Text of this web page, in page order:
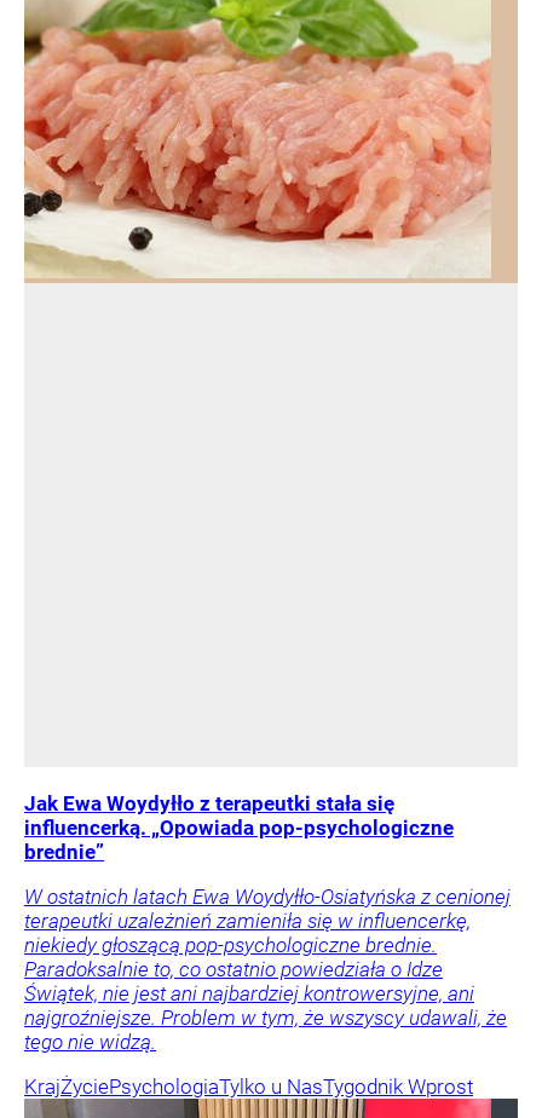
Jak Ewa Woydyłło z terapeutki stała się
influencerką. „Opowiada pop-psychologiczne
brednie”
W ostatnich latach Ewa Woydyłło-Osiatyńska z cenionej
terapeutki uzależnień zamieniła się w influencerkę,
niekiedy głoszącą pop-psychologiczne brednie.
Paradoksalnie to, co ostatnio powiedziała o Idze
Świątek, nie jest ani najbardziej kontrowersyjne, ani
najgroźniejsze. Problem w tym, że wszyscy udawali, że
tego nie widzą.
KrajŻyciePsychologiaTylko u NasTygodnik Wprost